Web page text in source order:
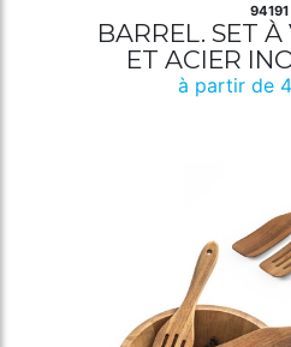
94191
BARREL. SET
ET ACIER
à partir de